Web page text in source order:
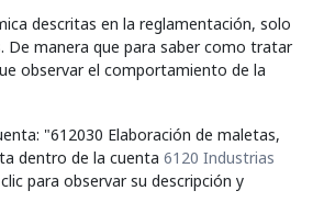
descritas en la reglamentación, solo
De manera que para saber como tratar
observar el comportamiento de la
"612030 Elaboración de maletas,
dentro de la cuenta 6120 Industrias
para observar su descripción y